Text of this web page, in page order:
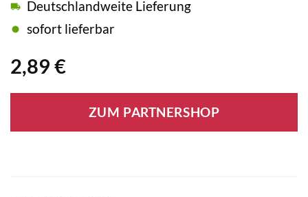
2,89 €
Deutschlandweite Lieferung
sofort lieferbar
ZUM PARTNERSHOP